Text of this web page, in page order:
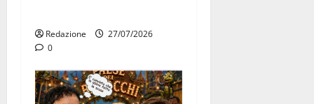
Redazione
27/07/2026
0